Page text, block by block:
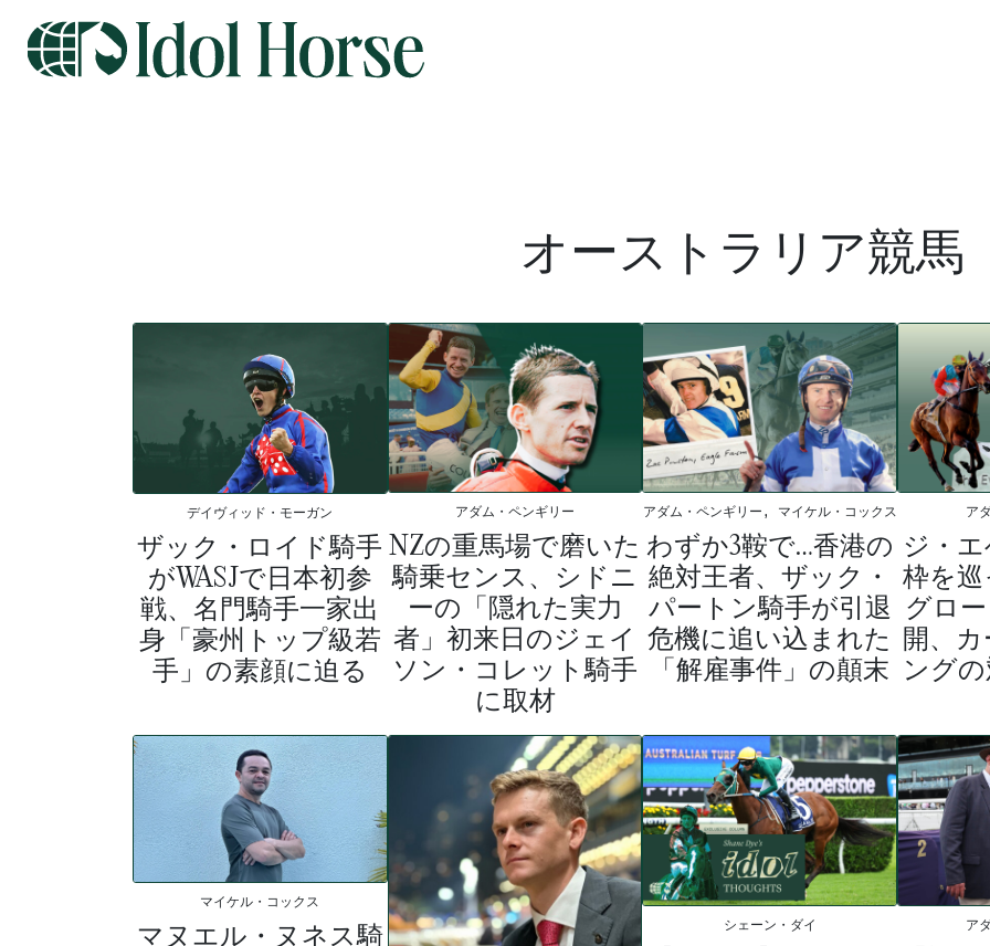
オーストラリア競馬
デイヴィッド・モーガン
ザック・ロイド騎手
がWASJで日本初参
戦、名門騎手一家出
身「豪州トップ級若
手」の素顔に迫る
アダム・ペンギリー
NZの重馬場で磨いた
騎乗センス、シドニ
ーの「隠れた実力
者」初来日のジェイ
ソン・コレット騎手
に取材
アダム・ペンギリー, マイケル・コックス
わずか3鞍で…香港の
絶対王者、ザック・
パートン騎手が引退
危機に追い込まれた
「解雇事件」の顛末
ア
ジ・
枠を
グロ
開、
ング
マイケル・コックス
マヌエル・ヌネス騎
シェーン・ダイ ア